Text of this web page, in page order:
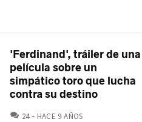
'Ferdinand', tráiler de una
película sobre un
simpático toro que lucha
contra su destino
24 COMENTARIOS
HACE 9 AÑOS